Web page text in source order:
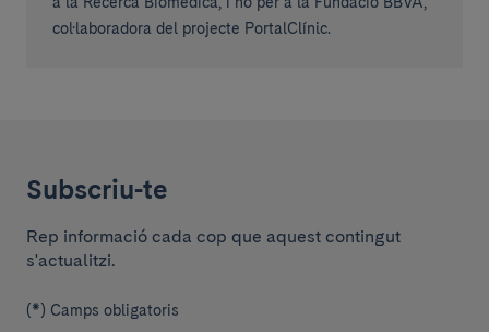
col·laboradora del projecte PortalClínic.
Subscriu-te
Rep informació cada cop que aquest contingut
s'actualitzi.
(*) Camps obligatoris